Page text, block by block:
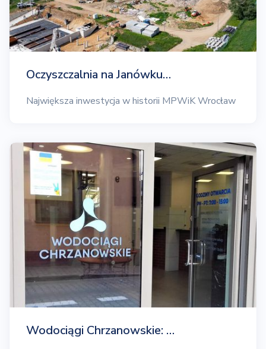
Oczyszczalnia na Janówku…
Największa inwestycja w historii MPWiK Wrocław
Wodociągi Chrzanowskie: …